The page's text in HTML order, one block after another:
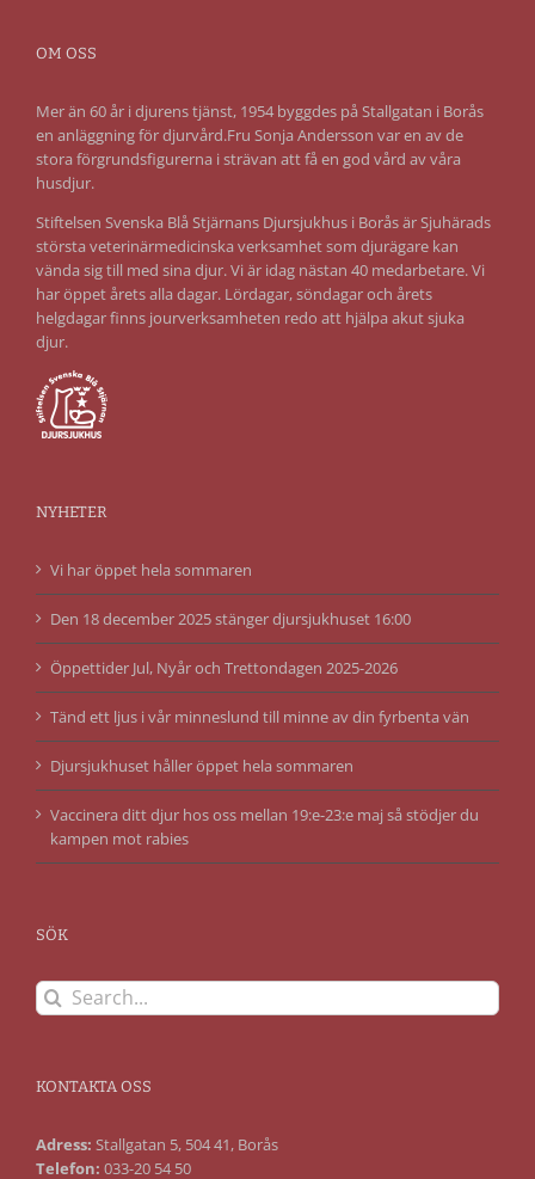
OM OSS
Mer än 60 år i djurens tjänst, 1954 byggdes på Stallgatan i Borås
en anläggning för djurvård.Fru Sonja Andersson var en av de
stora förgrundsfigurerna i strävan att få en god vård av våra
husdjur.
Stiftelsen Svenska Blå Stjärnans Djursjukhus i Borås är Sjuhärads
största veterinärmedicinska verksamhet som djurägare kan
vända sig till med sina djur. Vi är idag nästan 40 medarbetare. Vi
har öppet årets alla dagar. Lördagar, söndagar och årets
helgdagar finns jourverksamheten redo att hjälpa akut sjuka
djur.
NYHETER
Vi har öppet hela sommaren
Den 18 december 2025 stänger djursjukhuset 16:00
Öppettider Jul, Nyår och Trettondagen 2025-2026
Tänd ett ljus i vår minneslund till minne av din fyrbenta vän
Djursjukhuset håller öppet hela sommaren
Vaccinera ditt djur hos oss mellan 19:e-23:e maj så stödjer du
kampen mot rabies
SÖK
Search
for:
KONTAKTA OSS
Adress: Stallgatan 5, 504 41, Borås
Telefon: 033-20 54 50